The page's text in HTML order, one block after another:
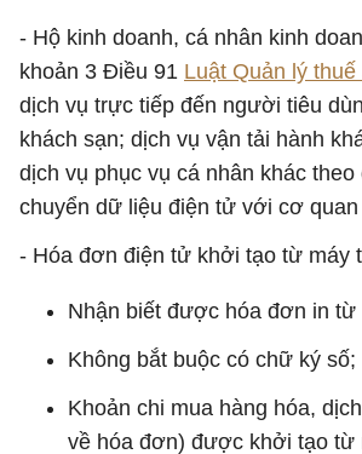
- Hộ kinh doanh, cá nhân kinh
khoản 3 Điều 91 Luật Quản lý
dịch vụ trực tiếp đến người tiêu
khách sạn; dịch vụ vận tải hành
dịch vụ phục vụ cá nhân khác
chuyển dữ liệu điện tử với cơ quan
- Hóa đơn điện tử khởi tạo từ máy
Nhận biết được hóa đơn in
Không bắt buộc có chữ ký số;
Khoản chi mua hàng hóa,
về hóa đơn) được khởi tạo từ